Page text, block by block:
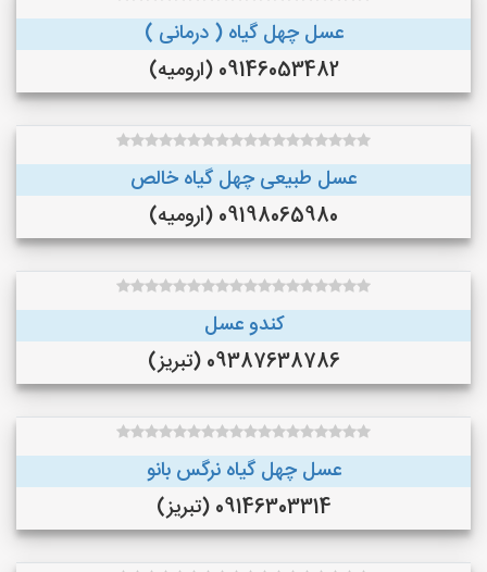
عسل چهل گیاه ( درمانی )
09146053482 (ارومیه)
عسل طبیعی چهل گیاه خالص
09198065980 (ارومیه)
کندو عسل
09387638786 (تبریز)
عسل چهل گیاه نرگس بانو
09146303314 (تبریز)